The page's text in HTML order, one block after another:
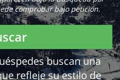
comprobar bajo petición.
buscan una
refleje su estilo de